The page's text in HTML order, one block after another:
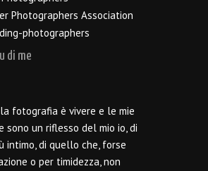
di me
fotografia è vivere e le mie
sono un riflesso del mio io, di
intimo, di quello che, forse
o per timidezza, non